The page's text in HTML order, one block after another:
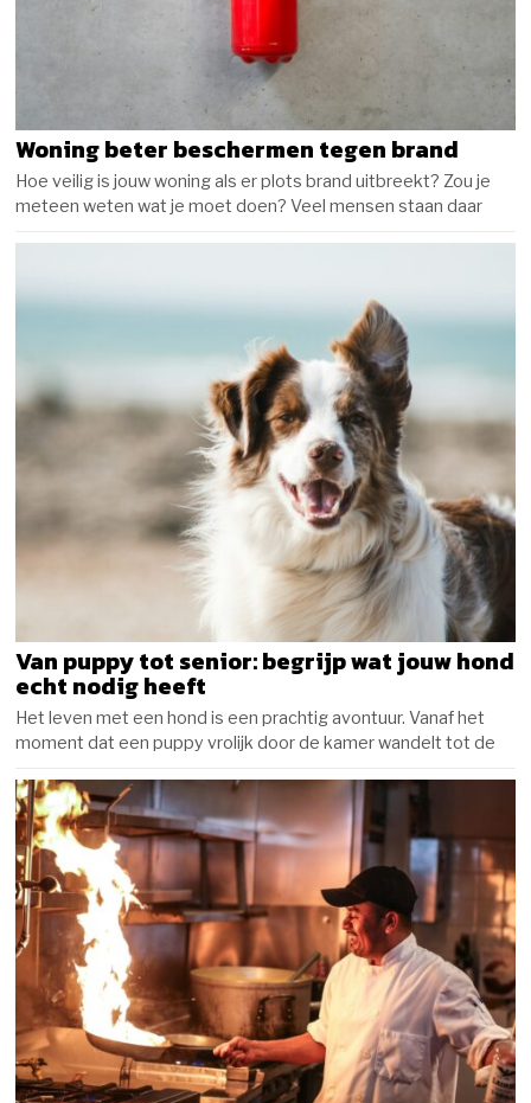
Woning beter beschermen tegen brand
Hoe veilig is jouw woning als er plots brand uitbreekt? Zou je
meteen weten wat je moet doen? Veel mensen staan daar
Van puppy tot senior: begrijp wat jouw hond
echt nodig heeft
Het leven met een hond is een prachtig avontuur. Vanaf het
moment dat een puppy vrolijk door de kamer wandelt tot de